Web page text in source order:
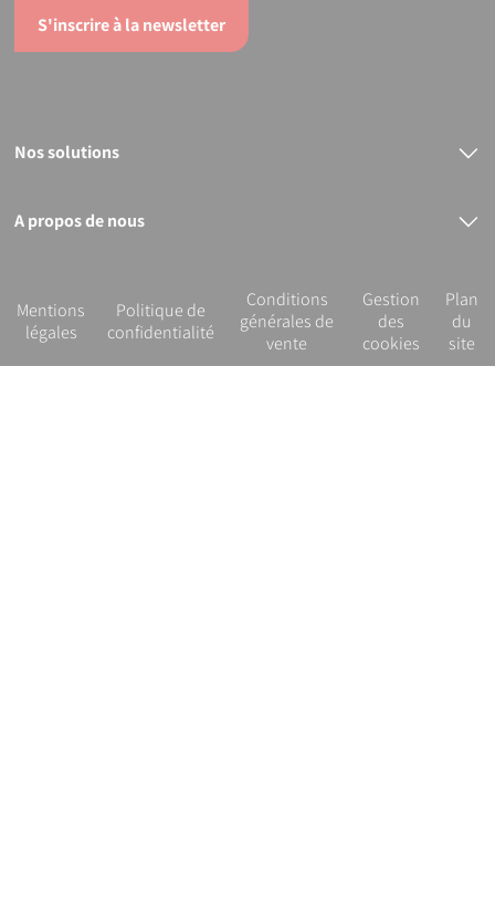
S'inscrire à la newsletter
Nos solutions
Bout à bout
A propos de nous
Notre démarche RSE
Mentions
légales
Politique de
confidentialité
Conditions
générales de
vente
Gestion
des
cookies
Plan
du
site